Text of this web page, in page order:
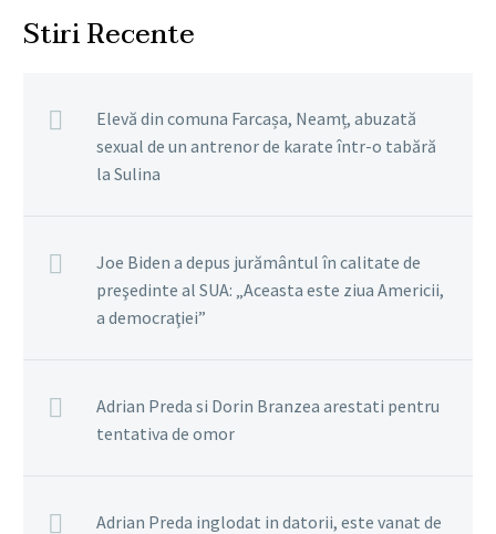
Stiri Recente
Elevă din comuna Farcașa, Neamț, abuzată
sexual de un antrenor de karate într-o tabără
la Sulina
Joe Biden a depus jurământul în calitate de
preşedinte al SUA: „Aceasta este ziua Americii,
a democraţiei”
Adrian Preda si Dorin Branzea arestati pentru
tentativa de omor
Adrian Preda inglodat in datorii, este vanat de